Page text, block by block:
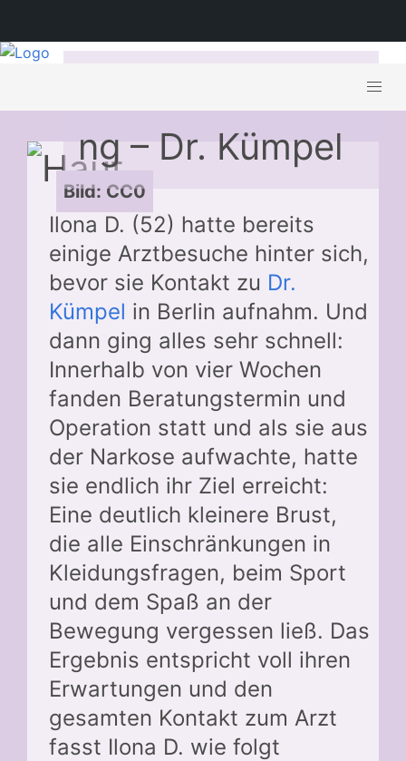
Bild: CC0
ng – Dr. Kümpel
Ilona D. (52) hatte bereits
einige Arztbesuche hinter sich,
bevor sie Kontakt zu Dr.
Kümpel in Berlin aufnahm. Und
dann ging alles sehr schnell:
Innerhalb von vier Wochen
fanden Beratungstermin und
Operation statt und als sie aus
der Narkose aufwachte, hatte
sie endlich ihr Ziel erreicht:
Eine deutlich kleinere Brust,
die alle Einschränkungen in
Kleidungsfragen, beim Sport
und dem Spaß an der
Bewegung vergessen ließ. Das
Ergebnis entspricht voll ihren
Erwartungen und den
gesamten Kontakt zum Arzt
fasst Ilona D. wie folgt